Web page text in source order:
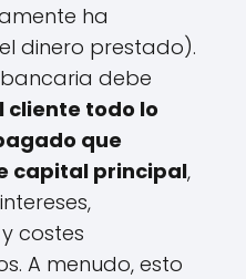
ha
dinero prestado).
debe
cliente todo lo
que
capital principal,
costes
A menudo, esto